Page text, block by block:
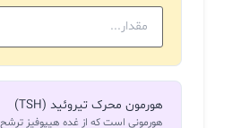
هورمون محرک تیروئید (TSH)
هورمونی است که از غده هیپوفیز